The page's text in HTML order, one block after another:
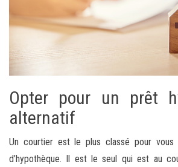
Opter pour un prêt
alternatif
Un courtier est le plus classé pour
d’hypothèque. Il est le seul qui est au